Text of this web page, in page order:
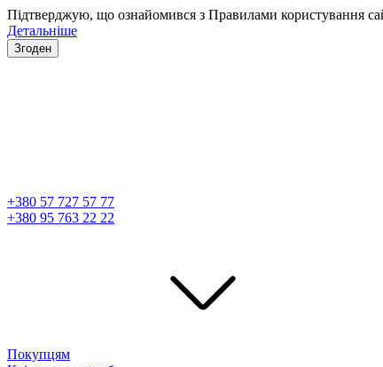
Підтверджую, що ознайомився з Правилами користування
Детальніше
Згоден
+380 57 727 57 77
+380 95 763 22 22
Покупцям